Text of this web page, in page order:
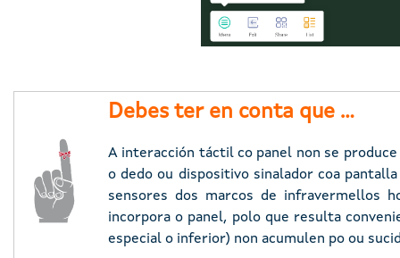
Debes ter en conta que ...
A interacción táctil co panel non se
o dedo ou dispositivo sinalador coa
sensores dos marcos de infravermellos
incorpora o panel, polo que resulta
especial o inferior) non acumulen po ou